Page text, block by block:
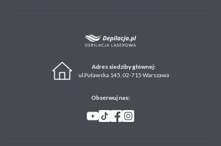
Adres siedziby głównej:
ul.Puławska 145, 02-715 Warszawa
Obserwuj nas: